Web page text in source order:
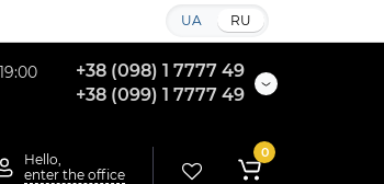
UA RU
+38 (098) 1 7777 49
+38 (099) 1 7777 49
Hello,
enter the office
0